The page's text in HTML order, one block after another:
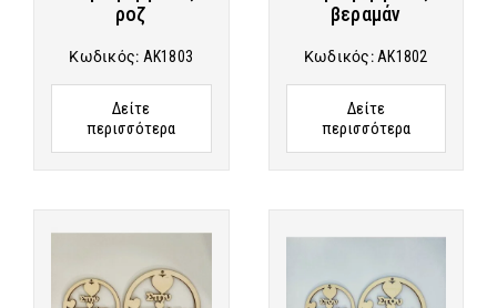
ροζ
Κωδικός: AK1803
Δείτε
περισσότερα
βεραμάν
Κωδικός: AK1802
Δείτε
περισσότερα